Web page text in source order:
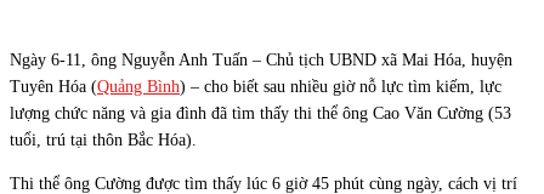
Ngày 6-11, ông Nguyễn Anh Tuấn – Chủ tịch UBND xã Mai Hóa, huyện
Tuyên Hóa (Quảng Bình) – cho biết sau nhiều giờ nỗ lực tìm kiếm, lực
lượng chức năng và gia đình đã tìm thấy thi thể ông Cao Văn Cường (53
tuổi, trú tại thôn Bắc Hóa).
Thi thể ông Cường được tìm thấy lúc 6 giờ 45 phút cùng ngày, cách vị trí